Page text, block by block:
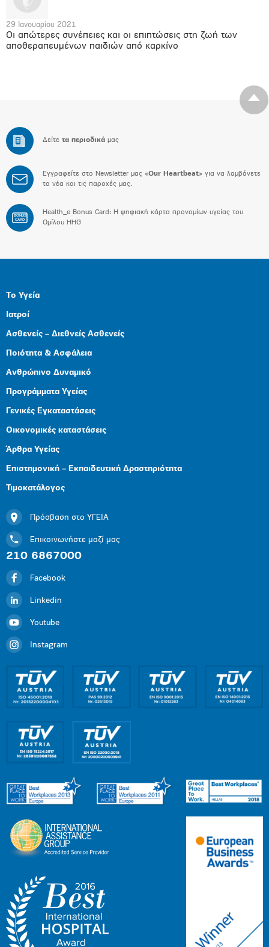
29 Ιανουαρίου 2021
Οι απώτερες συνέπειες και οι επιπτώσεις στη ζωή των
αποθεραπευμένων παιδιών από καρκίνο
Δείτε τα περιοδικά μας
Εγγραφείτε στο Newsletter μας «Our Heartbeat» για να λαμβάνετε
τα νέα και τις παροχές μας.
BONUS
CARD
Health_e Bonus Card: H ψηφιακή κάρτα προνομίων υγείας του
Ομίλου HHG
Το Υγεία
Ιατροί
Ασθενείς – Διεθνείς Ασθενείς
Ποιότητα & Ασφάλεια
Ανθρώπινο Δυναμικό
Προγράμματα Υγείας
Γενικές Εγκαταστάσεις
Οικονομικές καταστάσεις
Άρθρα Υγείας
Επιστημονική – Εκπαιδευτική Δραστηριότητα
Τιμοκατάλογος
Πρόσβαση στο ΥΓΕΙΑ
Επικοινωνήστε μαζί μας
210 6867000
Facebook
Linkedin
Youtube
Instagram